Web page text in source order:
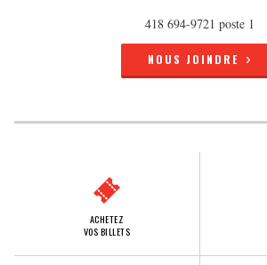
418 694-9721 poste 1
NOUS JOINDRE
ACHETEZ
VOS BILLETS